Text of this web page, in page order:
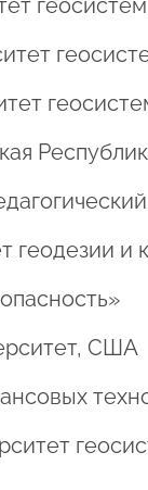
геодезии и
США